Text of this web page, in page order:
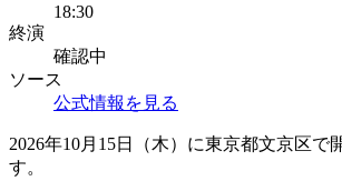
18:30
終演
確認中
ソース
公式情報を見る
2026年10月15日（木）に東京都文京区で
す。